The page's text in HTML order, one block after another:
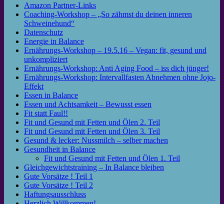
Amazon Partner-Links
Coaching-Workshop – „So zähmst du deinen inneren
Schweinehund“
Datenschutz
Energie in Balance
Ernährungs-Workshop – 19.5.16 – Vegan: fit, gesund und
unkompliziert
Ernährungs-Workshop: Anti Aging Food – iss dich jünger!
Ernährungs-Workshop: Intervallfasten Abnehmen ohne Jojo-
Effekt
Essen in Balance
Essen und Achtsamkeit – Bewusst essen
Fit statt Faul!!
Fit und Gesund mit Fetten und Ölen 2. Teil
Fit und Gesund mit Fetten und Ölen 3. Teil
Gesund & lecker: Nussmilch – selber machen
Gesundheit in Balance
Fit und Gesund mit Fetten und Ölen 1. Teil
Gleichgewichtstraining – In Balance bleiben
Gute Vorsätze ! Teil 1
Gute Vorsätze ! Teil 2
Haftungsausschluss